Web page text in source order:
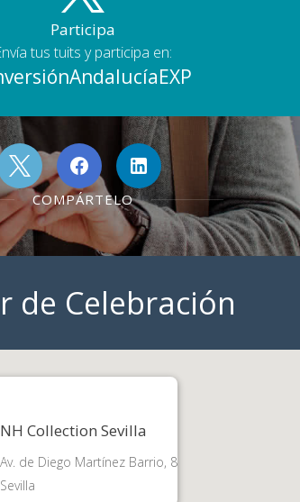
Participa
tus tuits y participa en:
COMPÁRTELO
de Celebración
NH Collection Sevilla
Av. de Diego Martínez Barrio, 8
Sevilla